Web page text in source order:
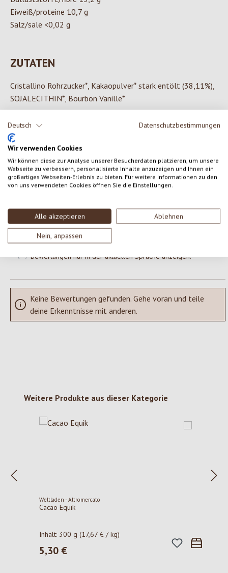
Deutsch Datenschutzbestimmungen
Wir verwenden Cookies
Wir können diese zur Analyse unserer Besucherdaten platzieren, um unsere
Webseite zu verbessern, personalisierte Inhalte anzuzeigen und Ihnen ein
großartiges Webseiten-Erlebnis zu bieten. Für weitere Informationen zu den
von uns verwendeten Cookies öffnen Sie die Einstellungen.
Alle akzeptieren Ablehnen
Nein, anpassen
Eiweiß/proteine 10,7 g
Salz/sale <0,02 g
ZUTATEN
Cristallino Rohrzucker*, Kakaopulver* stark entölt (38,11%),
SOJALECITHIN*, Bourbon Vanille*
0 von 0 Bewertungen
Durchschnittliche Bewertung von 0 von 5 Sternen
Gib eine Bewertung ab!
SCHREIBE EINE BEWERTUNG
Bewertungen nur in der aktuellen Sprache anzeigen.
Keine Bewertungen gefunden. Gehe voran und teile
deine Erkenntnisse mit anderen.
Produktgalerie überspringen
Weitere Produkte aus dieser Kategorie
Weltladen - Altromercato
Cacao Equik
Inhalt: 300 g(17,67 € / kg)
Regulärer Preis:
5,30 €